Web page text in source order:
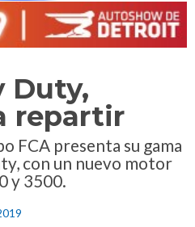
Duty,
repartir
FCA presenta su gama
con un nuevo motor
y 3500.